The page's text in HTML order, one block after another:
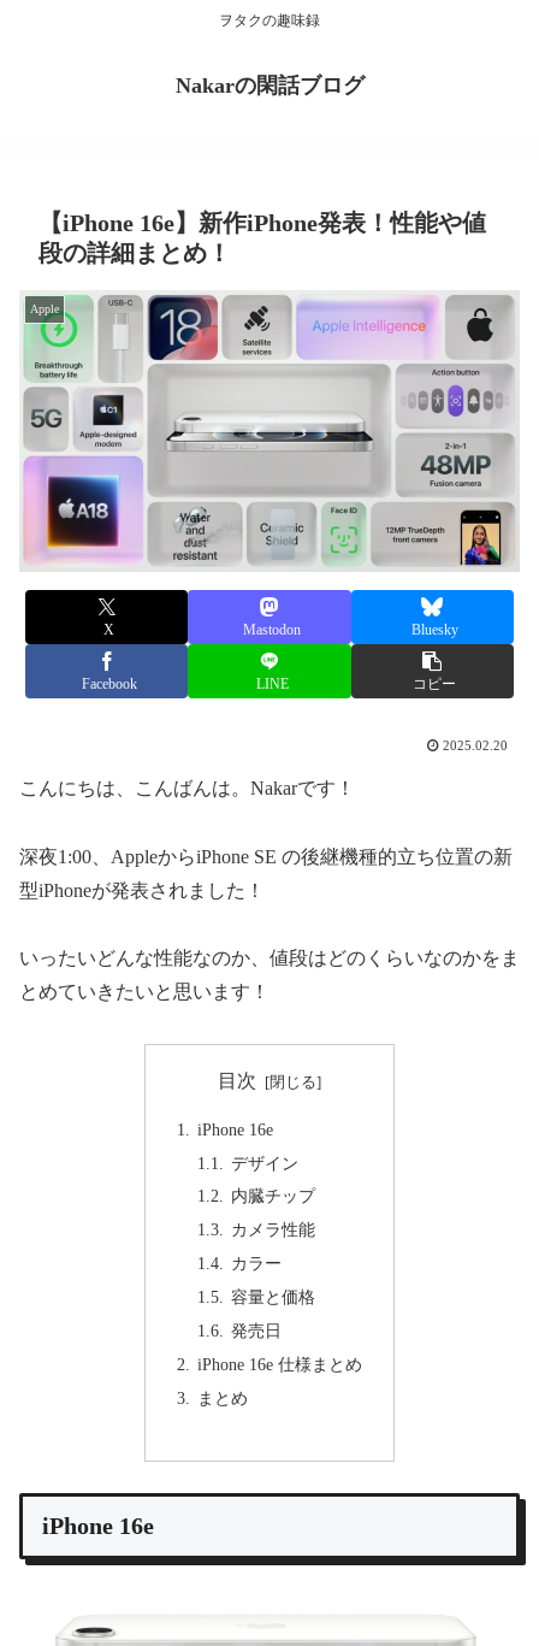
ヲタクの趣味録
Nakarの閑話ブログ
【iPhone 16e】新作iPhone発表！性能や値
段の詳細まとめ！
Apple
X Mastodon Bluesky
Facebook LINE コピー
2025.02.20
こんにちは、こんばんは。Nakarです！
深夜1:00、AppleからiPhone SE の後継機種的立ち位置の新
型iPhoneが発表されました！
いったいどんな性能なのか、値段はどのくらいなのかをま
とめていきたいと思います！
目次
iPhone 16e
デザイン
内臓チップ
カメラ性能
カラー
容量と価格
発売日
iPhone 16e 仕様まとめ
まとめ
iPhone 16e